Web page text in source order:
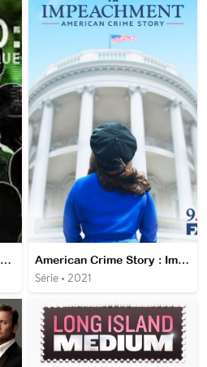
Colosio : assassinat politique American Crime Story : Impeachment
Série • 2021